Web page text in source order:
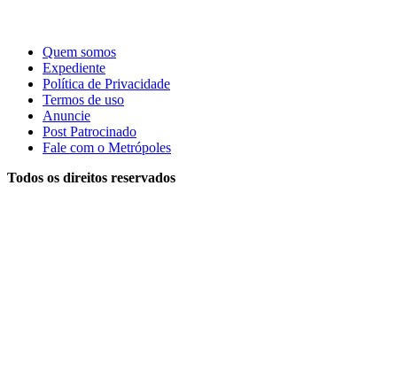
Quem somos
Expediente
Política de Privacidade
Termos de uso
Anuncie
Post Patrocinado
Fale com o Metrópoles
Todos os direitos reservados